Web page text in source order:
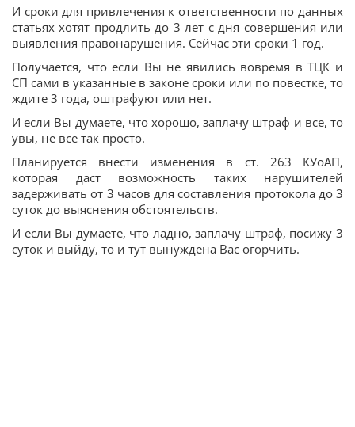
И сроки для привлечения к ответственности по данных
статьях хотят продлить до 3 лет с дня совершения или
выявления правонарушения. Сейчас эти сроки 1 год.
Получается, что если Вы не явились вовремя в ТЦК и
СП сами в указанные в законе сроки или по повестке, то
ждите 3 года, оштрафуют или нет.
И если Вы думаете, что хорошо, заплачу штраф и все, то
увы, не все так просто.
Планируется внести изменения в ст. 263 КУоАП,
которая даст возможность таких нарушителей
задерживать от 3 часов для составления протокола до 3
суток до выяснения обстоятельств.
И если Вы думаете, что ладно, заплачу штраф, посижу 3
суток и выйду, то и тут вынуждена Вас огорчить.